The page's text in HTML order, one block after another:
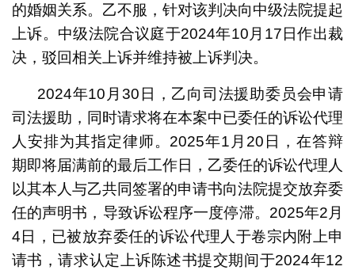
的婚姻关系。乙不服，针对该判决向中级法院提起
上诉。中级法院合议庭于2024年10月17日作出裁
决，驳回相关上诉并维持被上诉判决。
2024年10月30日，乙向司法援助委员会申请
司法援助，同时请求将在本案中已委任的诉讼代理
人安排为其指定律师。2025年1月20日，在答辩
期即将届满前的最后工作日，乙委任的诉讼代理人
以其本人与乙共同签署的申请书向法院提交放弃委
任的声明书，导致诉讼程序一度停滞。2025年2月
4日，已被放弃委任的诉讼代理人于卷宗内附上申
请书，请求认定上诉陈述书提交期间于2024年12